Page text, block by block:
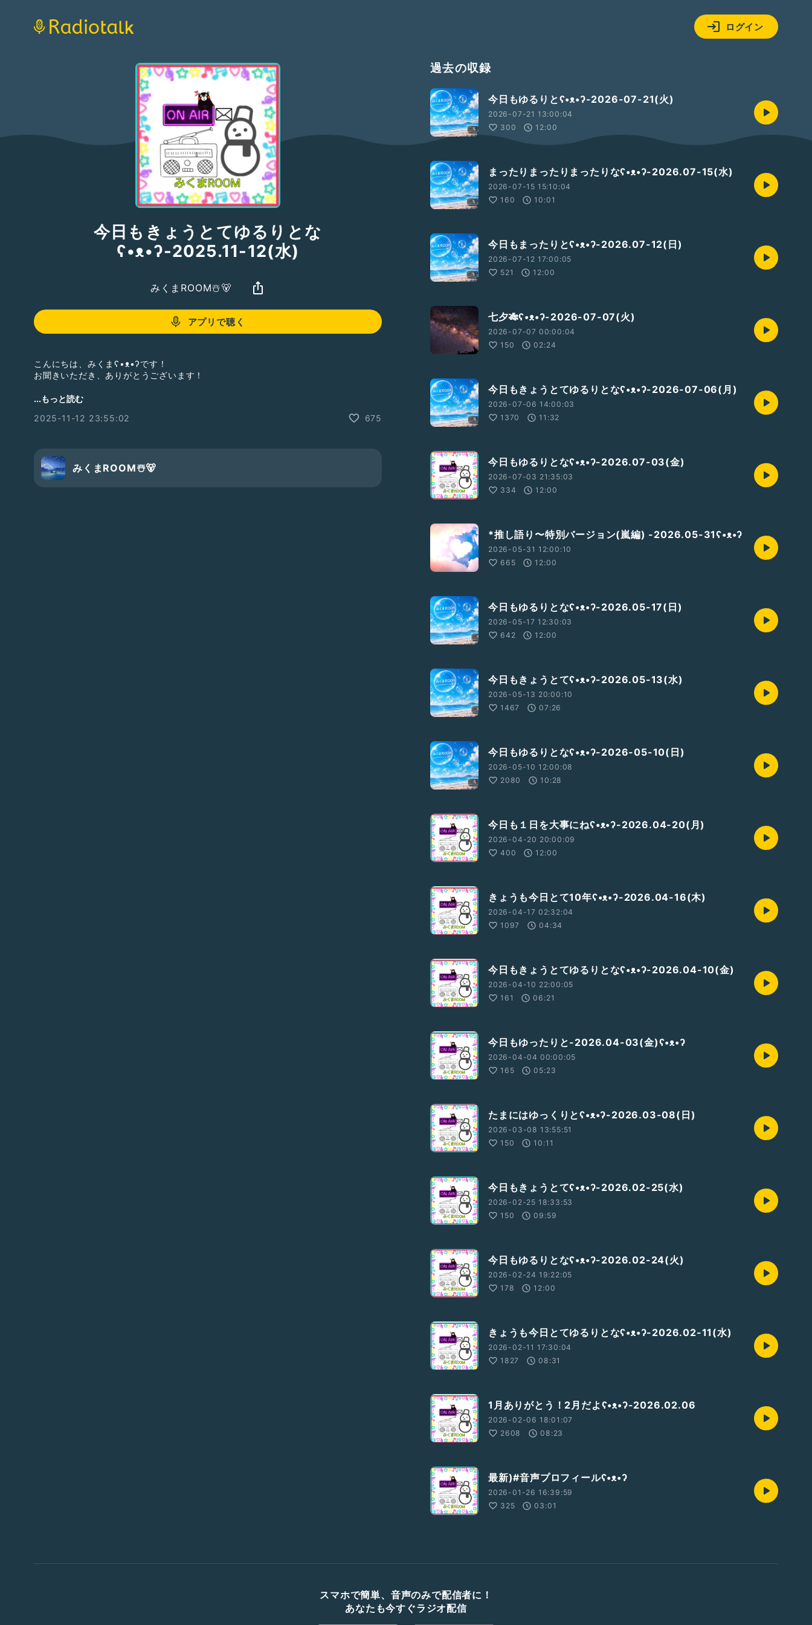
ログイン
今日もきょうとてゆるりとな
ʕ•ᴥ•ʔ-2025.11-12(水)
みくまROOM☃️🐻
アプリで聴く
こんにちは、みくまʕ•ᴥ•ʔです！
お聞きいただき、ありがとうございます！
・<お題ガチャ>
の2つにてゆるりとお送りします(*^^*)
...もっと読む
2025-11-12 23:55:02
675
みくまROOM☃️🐻
過去の収録
今日もゆるりとʕ•ᴥ•ʔ-2026-07-21(火)
2026-07-21 13:00:04
300
12:00
まったりまったりまったりなʕ•ᴥ•ʔ-2026.07-15(水)
2026-07-15 15:10:04
160
10:01
今日もまったりとʕ•ᴥ•ʔ-2026.07-12(日)
2026-07-12 17:00:05
521
12:00
七夕🎋ʕ•ᴥ•ʔ-2026-07-07(火)
2026-07-07 00:00:04
150
02:24
今日もきょうとてゆるりとなʕ•ᴥ•ʔ-2026-07-06(月)
2026-07-06 14:00:03
1370
11:32
今日もゆるりとなʕ•ᴥ•ʔ-2026.07-03(金)
2026-07-03 21:35:03
334
12:00
*推し語り〜特別バージョン(嵐編) -2026.05-31ʕ•ᴥ•ʔ
2026-05-31 12:00:10
665
12:00
今日もゆるりとなʕ•ᴥ•ʔ-2026.05-17(日)
2026-05-17 12:30:03
642
12:00
今日もきょうとてʕ•ᴥ•ʔ-2026.05-13(水)
2026-05-13 20:00:10
1467
07:26
今日もゆるりとなʕ•ᴥ•ʔ-2026-05-10(日)
2026-05-10 12:00:08
2080
10:28
今日も１日を大事にねʕ•ᴥ•ʔ-2026.04-20(月)
2026-04-20 20:00:09
400
12:00
きょうも今日とて10年ʕ•ᴥ•ʔ-2026.04-16(木)
2026-04-17 02:32:04
1097
04:34
今日もきょうとてゆるりとなʕ•ᴥ•ʔ-2026.04-10(金)
2026-04-10 22:00:05
161
06:21
今日もゆったりと-2026.04-03(金)ʕ•ᴥ•ʔ
2026-04-04 00:00:05
165
05:23
たまにはゆっくりとʕ•ᴥ•ʔ-2026.03-08(日)
2026-03-08 13:55:51
150
10:11
今日もきょうとてʕ•ᴥ•ʔ-2026.02-25(水)
2026-02-25 18:33:53
150
09:59
今日もゆるりとなʕ•ᴥ•ʔ-2026.02-24(火)
2026-02-24 19:22:05
178
12:00
きょうも今日とてゆるりとなʕ•ᴥ•ʔ-2026.02-11(水)
2026-02-11 17:30:04
1827
08:31
1月ありがとう！2月だよʕ•ᴥ•ʔ-2026.02.06
2026-02-06 18:01:07
2608
08:23
最新)#音声プロフィールʕ•ᴥ•ʔ
2026-01-26 16:39:59
325
03:01
スマホで簡単、音声のみで配信者に！
あなたも今すぐラジオ配信